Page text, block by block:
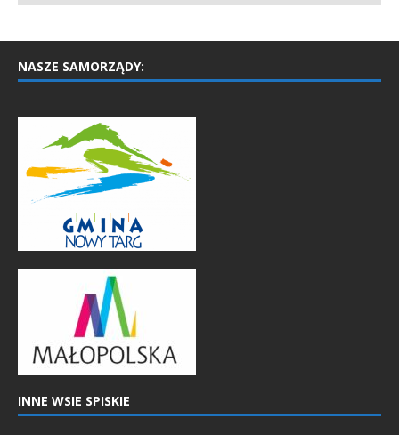
NASZE SAMORZĄDY:
INNE WSIE SPISKIE